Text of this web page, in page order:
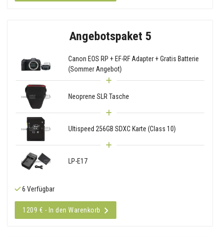
Angebotspaket 5
Canon EOS RP + EF-RF Adapter + Gratis Batterie
(Sommer Angebot)
Neoprene SLR Tasche
Ultispeed 256GB SDXC Karte (Class 10)
LP-E17
6 Verfügbar
1209 € - In den Warenkorb